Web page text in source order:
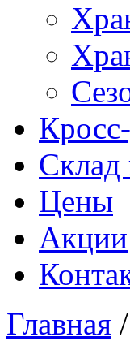
Склад
Цены
Акции
Главная /